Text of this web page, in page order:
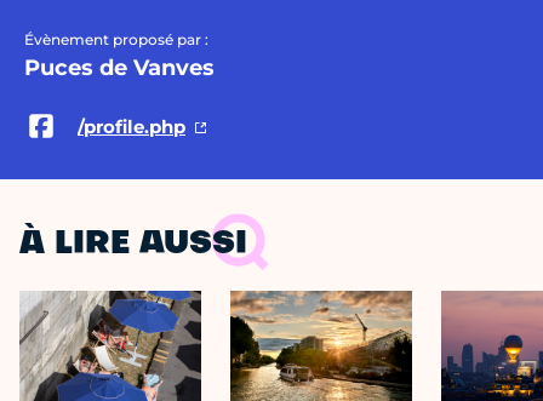
Évènement proposé par :
Puces de Vanves
/profile.php
À LIRE AUSSI